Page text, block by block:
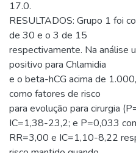
17.0.
RESULTADOS: Grupo 1 foi
de 30 e o 3 de 15
respectivamente. Na análise
positivo para Chlamidia
e o beta-hCG acima de
como fatores de risco
para evolução para cirurgia
IC=1,38-23,2; e P=0,033
RR=3,00 e IC=1,10-8,22